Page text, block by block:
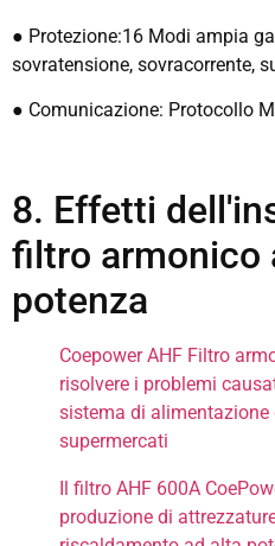
● Protezione:16 Modi ampia
sovratensione, sovracorrente,
● Comunicazione: Protocollo
8. Effetti
filtro armonico
potenza
Coepower AHF Filtro
risolvere i problemi
sistema di alimentazione
supermercati
Il filtro AHF 600A
produzione di